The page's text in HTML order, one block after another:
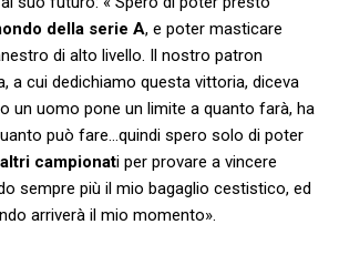
della serie A, e poter masticare
di alto livello. Il nostro patron
a cui dedichiamo questa vittoria, diceva
un uomo pone un limite a quanto farà, ha
può fare…quindi spero solo di poter
campionati per provare a vincere
sempre più il mio bagaglio cestistico, ed
arriverà il mio momento».